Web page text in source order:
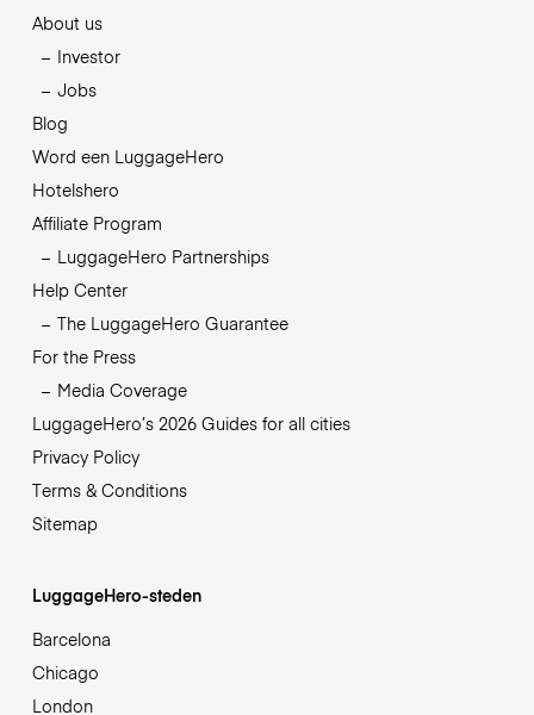
About us
Investor
Jobs
Blog
Word een LuggageHero
Hotelshero
Affiliate Program
LuggageHero Partnerships
Help Center
The LuggageHero Guarantee
For the Press
Media Coverage
LuggageHero’s 2026 Guides for all cities
Privacy Policy
Terms & Conditions
Sitemap
LuggageHero-steden
Barcelona
Chicago
London